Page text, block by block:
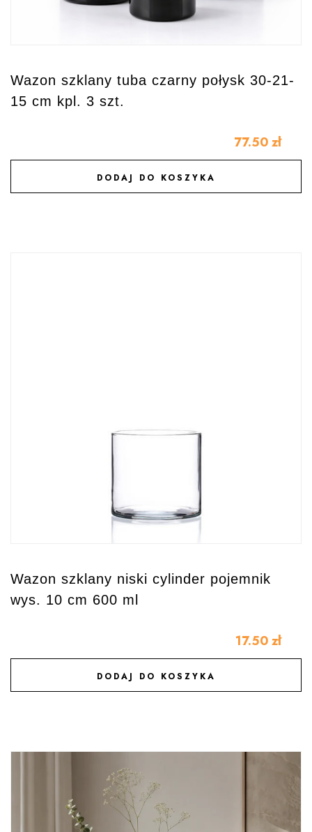
Wazon szklany tuba czarny połysk 30-21-
15 cm kpl. 3 szt.
77.50 zł
DODAJ DO KOSZYKA
DODAJ DO ULUBIONYCH
Wazon szklany niski cylinder pojemnik
wys. 10 cm 600 ml
17.50 zł
DODAJ DO KOSZYKA
DODAJ DO ULUBIONYCH